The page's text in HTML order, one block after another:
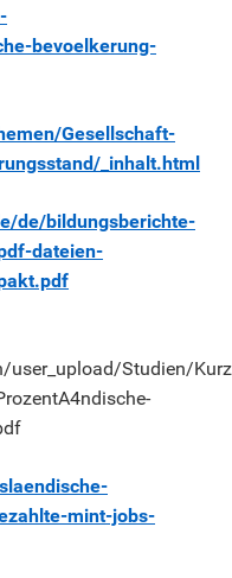
bevoelkerung-
Gesellschaft-
_inhalt.html
de/bildungsberichte-
dateien-
Studien/
mint-jobs-